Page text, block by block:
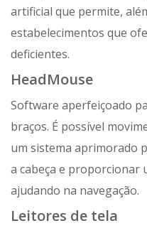
artificial que permite,
estabelecimentos que
deficientes.
HeadMouse
Software aperfeiçoado
braços. É possível
um sistema aprimorado
a cabeça e proporcionar
ajudando na navegação.
Leitores de tela